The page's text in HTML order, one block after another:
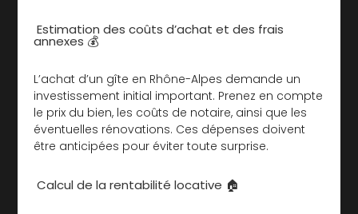
Estimation des coûts d’achat et des frais
annexes 💰
L’achat d’un gîte en Rhône-Alpes demande un
investissement initial important. Prenez en compte
le prix du bien, les coûts de notaire, ainsi que les
éventuelles rénovations. Ces dépenses doivent
être anticipées pour éviter toute surprise.
Calcul de la rentabilité locative 🏠